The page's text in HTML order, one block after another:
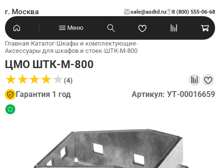
г. Москва sale@asdtd.ru 8 (800) 555-06-68
?
Меню
Главная›Каталог›Шкафы и комплектующие›
Аксессуары для шкафов и стоек›ШТК-М-800
ЦМО ШТК-М-800
★★★★★
★★★★★(4)
Гарантия 1 год Артикул: УТ-00016659